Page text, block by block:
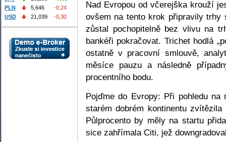
Nad Evropou od včerejška krouží
ovšem na tento krok připravily trhy
zůstal pochopitelně bez vlivu na
bankéři pokračovat. Trichet hodlá
ostatně v pracovní smlouvě,
měsíce pauzu a následně
procentního bodu.
Pojďme do Evropy: Při pohledu
starém dobrém kontinentu
Půlprocento by měly na startu
sice zahřímala Citi, jež
PLN
5,646
-0,24
USD
21,039 -0,30